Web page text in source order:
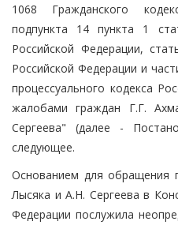
1068 Гражданского
подпункта 14 пункта 1
Российской Федерации,
Российской Федерации и
процессуального кодекса
жалобами граждан Г.Г.
Сергеева" (далее -
следующее.
Основанием для обращения
Лысяка и А.Н. Сергеева в
Федерации послужила